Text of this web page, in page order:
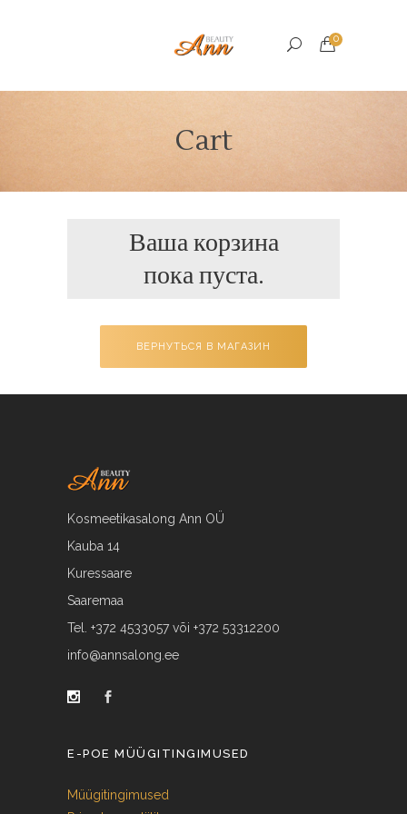
0
Cart
Ваша корзина
пока пуста.
ВЕРНУТЬСЯ В МАГАЗИН
Kosmeetikasalong Ann OÜ
Kauba 14
Kuressaare
Saaremaa
Tel. +372 4533057 või +372 53312200
info@annsalong.ee
E-POE MÜÜGITINGIMUSED
Müügitingimused